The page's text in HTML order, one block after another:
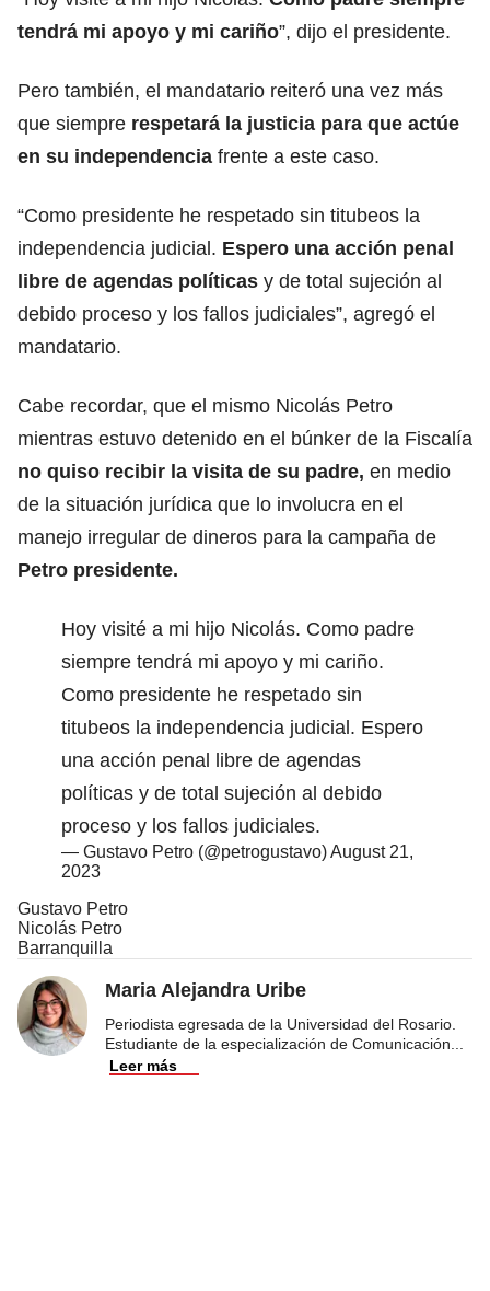
tendrá mi apoyo y mi cariño”, dijo el presidente.
Pero también, el mandatario reiteró una vez más
que siempre respetará la justicia para que actúe
en su independencia frente a este caso.
“Como presidente he respetado sin titubeos la
independencia judicial. Espero una acción penal
libre de agendas políticas y de total sujeción al
debido proceso y los fallos judiciales”, agregó el
mandatario.
Cabe recordar, que el mismo Nicolás Petro
mientras estuvo detenido en el búnker de la Fiscalía
no quiso recibir la visita de su padre, en medio
de la situación jurídica que lo involucra en el
manejo irregular de dineros para la campaña de
Petro presidente.
Hoy visité a mi hijo Nicolás. Como padre
siempre tendrá mi apoyo y mi cariño.
Como presidente he respetado sin
titubeos la independencia judicial. Espero
una acción penal libre de agendas
políticas y de total sujeción al debido
proceso y los fallos judiciales.
— Gustavo Petro (@petrogustavo)August 21,
2023
Gustavo Petro
Nicolás Petro
Barranquilla
Maria Alejandra Uribe
Periodista egresada de la Universidad del Rosario.
Estudiante de la especialización de Comunicación
Leer más